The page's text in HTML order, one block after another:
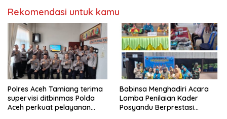
Rekomendasi untuk kamu
Polres Aceh Tamiang terima
supervisi ditbinmas Polda
Aceh perkuat pelayanan
Babinsa Menghadiri Acara
Lomba Penilaian Kader
Posyandu Berprestasi